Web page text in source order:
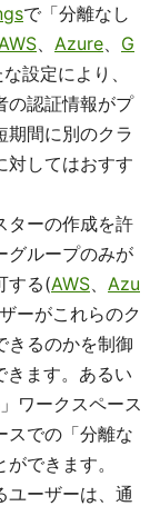
で「分離なし
AWS Azure
G
設定により、
の認証情報がプ
期間に別のクラ
対してはおすす
ターの作成を許
グループのみが
する(AWS
Azu
ーがこれらのク
きるのかを制御
きます。あるい
ワークスペース
スでの「分離な
できます。
ユーザーは、通